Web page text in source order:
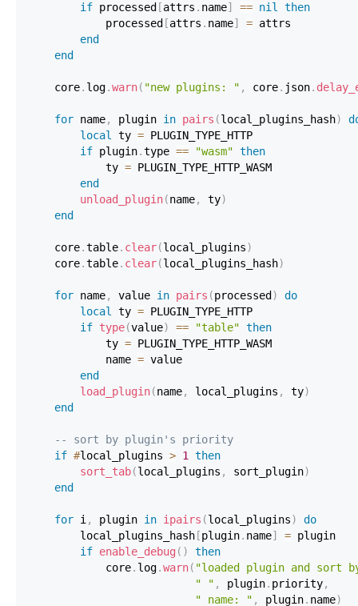
if processed [attrs . name] == nil
then
            processed
[attrs . name] =
end
end
    core
. log.warn( "new plugins: " , core. json.
for name, plugin in pairs (local_plugins_hash)
local
ty =
if plugin.type == "wasm" then
            ty
=
end
unload_plugin(name, ty)
end
    core
.table. clear(local_plugins)
    core
.table. clear(local_plugins_hash)
for name, value in pairs (processed )
do
local
ty =
if type(value) == "table" then
            ty
=
            name
=
end
load_plugin(name, local_plugins , ty)
end
-- sort by plugin's priority
if #local_plugins > 1
then
sort_tab(local_plugins , sort_plugin)
end
for i , plugin in ipairs (local_plugins)
do
        local_plugins_hash
[plugin. name] =
if enable_debug ( )
then
            core
. log.warn( "loaded plugin and sort
" " , plugin. priority,
" name: " , plugin. name)